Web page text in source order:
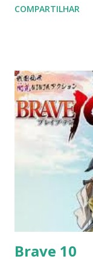
rendeu três
animê já possui
renovado para
um gatinho, em
adotado por uma
conhecia o
de duração de
fizeram assisti-lo
surpresa!
COMPARTILHAR
Brave 10